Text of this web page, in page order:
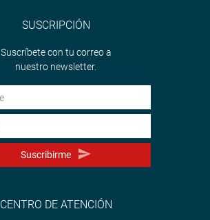
SUSCRIPCIÓN
Suscríbete con tu correo a
nuestro newsletter.
Suscribirme
CENTRO DE ATENCIÓN